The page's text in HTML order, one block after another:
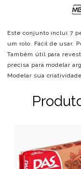
Este conjunto inclui 7
um rolo. Fácil de usar.
Também útil para
precisa para modelar
Modelar sua